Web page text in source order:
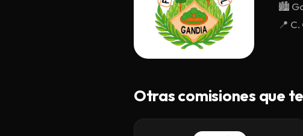
🏙️
📍 C.
Otras comisiones que